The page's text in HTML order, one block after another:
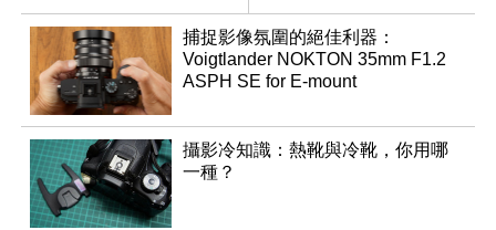
之欲出？
捕捉影像氛圍的絕佳利器：
Voigtlander NOKTON 35mm F1.2
ASPH SE for E-mount
攝影冷知識：熱靴與冷靴，你用哪
一種？